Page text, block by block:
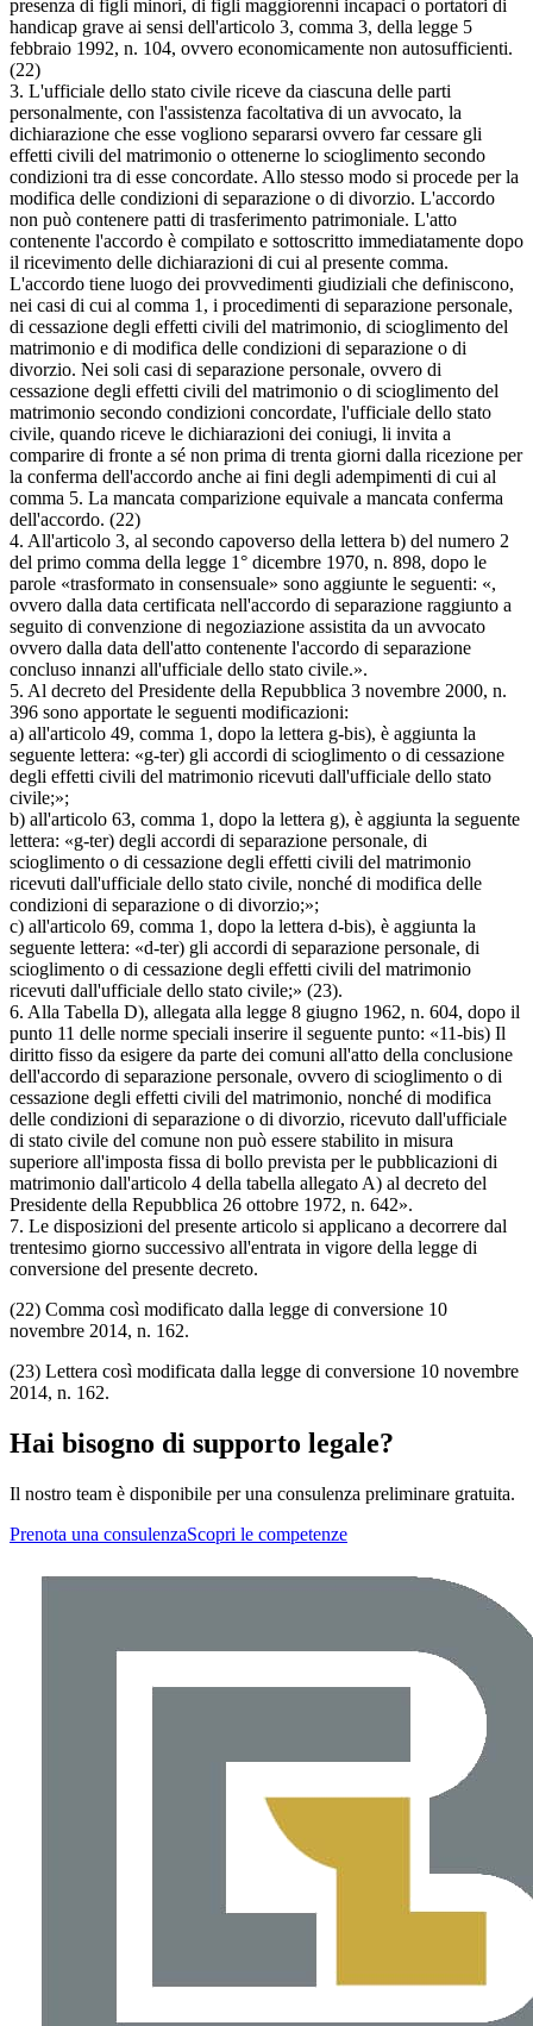
presenza di figli minori, di figli maggiorenni incapaci o portatori di
handicap grave ai sensi dell'articolo 3, comma 3, della legge 5
febbraio 1992, n. 104, ovvero economicamente non autosufficienti.
(22)
3. L'ufficiale dello stato civile riceve da ciascuna delle parti
personalmente, con l'assistenza facoltativa di un avvocato, la
dichiarazione che esse vogliono separarsi ovvero far cessare gli
effetti civili del matrimonio o ottenerne lo scioglimento secondo
condizioni tra di esse concordate. Allo stesso modo si procede per la
modifica delle condizioni di separazione o di divorzio. L'accordo
non può contenere patti di trasferimento patrimoniale. L'atto
contenente l'accordo è compilato e sottoscritto immediatamente dopo
il ricevimento delle dichiarazioni di cui al presente comma.
L'accordo tiene luogo dei provvedimenti giudiziali che definiscono,
nei casi di cui al comma 1, i procedimenti di separazione personale,
di cessazione degli effetti civili del matrimonio, di scioglimento del
matrimonio e di modifica delle condizioni di separazione o di
divorzio. Nei soli casi di separazione personale, ovvero di
cessazione degli effetti civili del matrimonio o di scioglimento del
matrimonio secondo condizioni concordate, l'ufficiale dello stato
civile, quando riceve le dichiarazioni dei coniugi, li invita a
comparire di fronte a sé non prima di trenta giorni dalla ricezione per
la conferma dell'accordo anche ai fini degli adempimenti di cui al
comma 5. La mancata comparizione equivale a mancata conferma
dell'accordo. (22)
4. All'articolo 3, al secondo capoverso della lettera b) del numero 2
del primo comma della legge 1° dicembre 1970, n. 898, dopo le
parole «trasformato in consensuale» sono aggiunte le seguenti: «,
ovvero dalla data certificata nell'accordo di separazione raggiunto a
seguito di convenzione di negoziazione assistita da un avvocato
ovvero dalla data dell'atto contenente l'accordo di separazione
concluso innanzi all'ufficiale dello stato civile.».
5. Al decreto del Presidente della Repubblica 3 novembre 2000, n.
396 sono apportate le seguenti modificazioni:
a) all'articolo 49, comma 1, dopo la lettera g-bis), è aggiunta la
seguente lettera: «g-ter) gli accordi di scioglimento o di cessazione
degli effetti civili del matrimonio ricevuti dall'ufficiale dello stato
civile;»;
b) all'articolo 63, comma 1, dopo la lettera g), è aggiunta la seguente
lettera: «g-ter) degli accordi di separazione personale, di
scioglimento o di cessazione degli effetti civili del matrimonio
ricevuti dall'ufficiale dello stato civile, nonché di modifica delle
condizioni di separazione o di divorzio;»;
c) all'articolo 69, comma 1, dopo la lettera d-bis), è aggiunta la
seguente lettera: «d-ter) gli accordi di separazione personale, di
scioglimento o di cessazione degli effetti civili del matrimonio
ricevuti dall'ufficiale dello stato civile;» (23).
6. Alla Tabella D), allegata alla legge 8 giugno 1962, n. 604, dopo il
punto 11 delle norme speciali inserire il seguente punto: «11-bis) Il
diritto fisso da esigere da parte dei comuni all'atto della conclusione
dell'accordo di separazione personale, ovvero di scioglimento o di
cessazione degli effetti civili del matrimonio, nonché di modifica
delle condizioni di separazione o di divorzio, ricevuto dall'ufficiale
di stato civile del comune non può essere stabilito in misura
superiore all'imposta fissa di bollo prevista per le pubblicazioni di
matrimonio dall'articolo 4 della tabella allegato A) al decreto del
Presidente della Repubblica 26 ottobre 1972, n. 642».
7. Le disposizioni del presente articolo si applicano a decorrere dal
trentesimo giorno successivo all'entrata in vigore della legge di
conversione del presente decreto.
(22) Comma così modificato dalla legge di conversione 10
novembre 2014, n. 162.
(23) Lettera così modificata dalla legge di conversione 10 novembre
2014, n. 162.
Hai bisogno di supporto legale?
Il nostro team è disponibile per una consulenza preliminare gratuita.
Prenota una consulenzaScopri le competenze